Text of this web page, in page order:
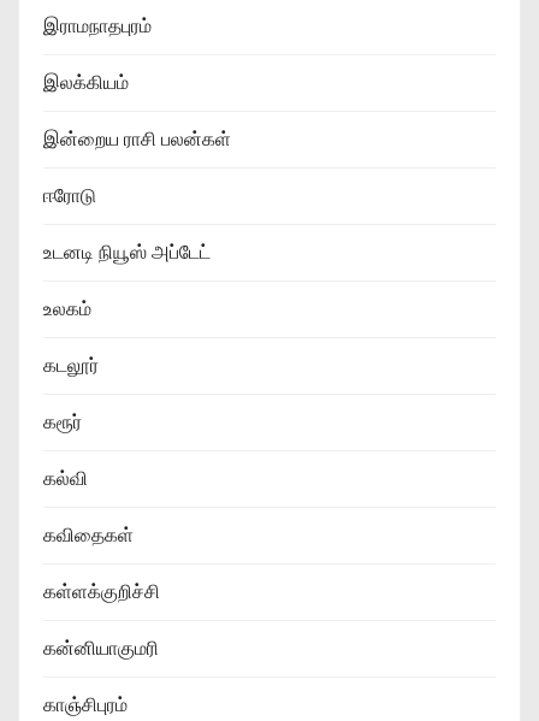
இராமநாதபுரம்
இலக்கியம்
இன்றைய ராசி பலன்கள்
ஈரோடு
உடனடி நியூஸ் அப்டேட்
உலகம்
கடலூர்
கரூர்
கல்வி
கவிதைகள்
கள்ளக்குறிச்சி
கன்னியாகுமரி
காஞ்சிபுரம்